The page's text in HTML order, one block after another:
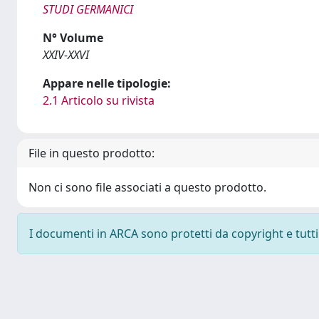
STUDI GERMANICI
N° Volume
XXIV-XXVI
Appare nelle tipologie:
2.1 Articolo su rivista
File in questo prodotto:
Non ci sono file associati a questo prodotto.
I documenti in ARCA sono protetti da copyright e